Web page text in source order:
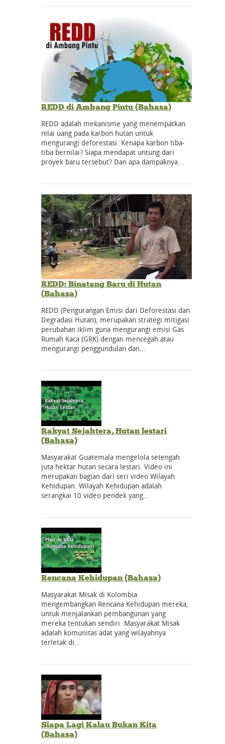
REDD di Ambang Pintu (Bahasa)
REDD adalah mekanisme yang menempatkan
nilai uang pada karbon hutan untuk
mengurangi deforestasi. Kenapa karbon tiba-
tiba bernilai? Siapa mendapat untung dari
proyek baru tersebut? Dan apa dampaknya…
REDD: Binatang Baru di Hutan
(Bahasa)
REDD (Pengurangan Emisi dari Deforestasi dan
Degradasi Hutan), merupakan strategi mitigasi
perubahan iklim guna mengurangi emisi Gas
Rumah Kaca (GRK) dengan mencegah atau
mengurangi penggundulan dan…
Rakyat Sejahtera, Hutan lestari
(Bahasa)
Masyarakat Guatemala mengelola setengah
juta hektar hutan secara lestari. Video ini
merupakan bagian dari seri video Wilayah
Kehidupan. Wilayah Kehidupan adalah
serangkai 10 video pendek yang…
Rencana Kehidupan (Bahasa)
Masyarakat Misak di Kolombia
mengembangkan Rencana Kehidupan mereka,
untuk menjalankan pembangunan yang
mereka tentukan sendiri. Masyarakat Misak
adalah komunitas adat yang wilayahnya
terletak di…
Siapa Lagi Kalau Bukan Kita
(Bahasa)